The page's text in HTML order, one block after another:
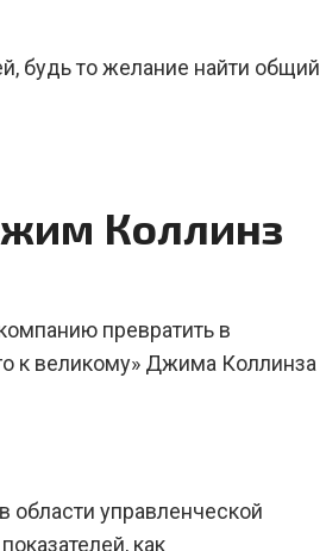
будь то желание найти общий
Коллинз
превратить в
к великому» Джима Коллинза
области управленческой
как